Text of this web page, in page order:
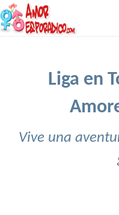
Liga en
Vive una